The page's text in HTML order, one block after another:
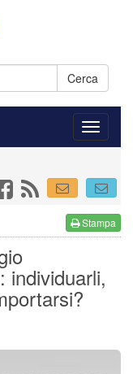
Cerca
Stampa
individuarli,